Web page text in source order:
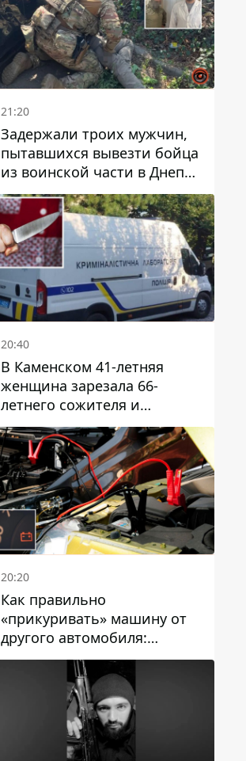
21:20
Задержали троих мужчин,
пытавшихся вывезти бойца
из воинской части в Днепр
за 7 тысяч долларов: среди
них был врач
20:40
В Каменском 41-летняя
женщина зарезала 66-
летнего сожителя и
пыталась обмануть
полицейских
20:20
Как правильно
«прикуривать» машину от
другого автомобиля:
инструкция для водителей